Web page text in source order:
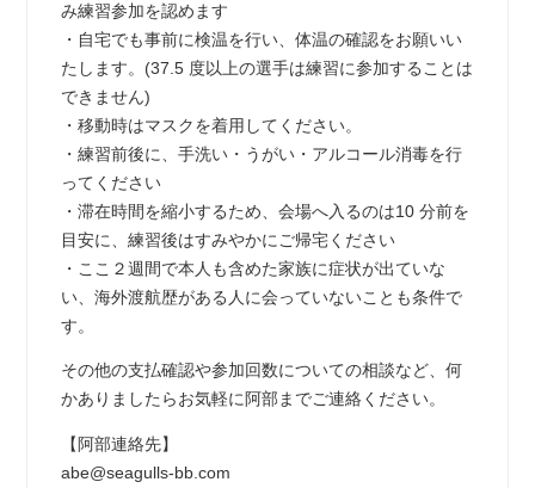
み練習参加を認めます
・自宅でも事前に検温を行い、体温の確認をお願いい
たします。(37.5 度以上の選手は練習に参加することは
できません)
・移動時はマスクを着用してください。
・練習前後に、手洗い・うがい・アルコール消毒を行
ってください
・滞在時間を縮小するため、会場へ入るのは10 分前を
目安に、練習後はすみやかにご帰宅ください
・ここ２週間で本人も含めた家族に症状が出ていな
い、海外渡航歴がある人に会っていないことも条件で
す。
その他の支払確認や参加回数についての相談など、何
かありましたらお気軽に阿部までご連絡ください。
【阿部連絡先】
abe@seagulls-bb.com